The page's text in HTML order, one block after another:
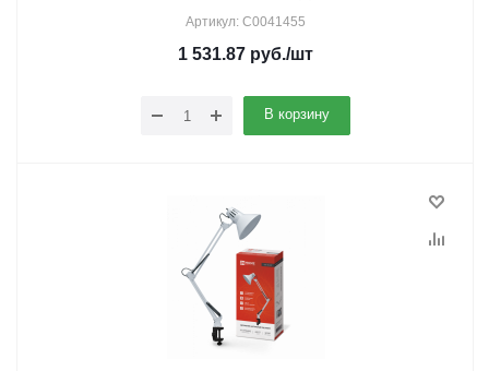
Артикул: C0041455
1 531.87 руб./шт
В корзину